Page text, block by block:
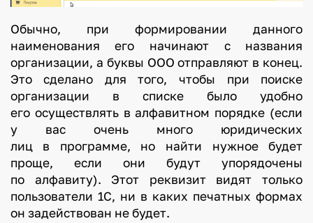
Обычно, при формировании данного
наименования его начинают с названия
организации, а буквы ООО отправляют в конец.
Это сделано для того, чтобы при поиске
организации в списке было удобно
его осуществлять в алфавитном порядке (если
у вас очень много юридических
лиц в программе, но найти нужное будет
проще, если они будут упорядочены
по алфавиту). Этот реквизит видят только
пользователи 1С, ни в каких печатных формах
он задействован не будет.